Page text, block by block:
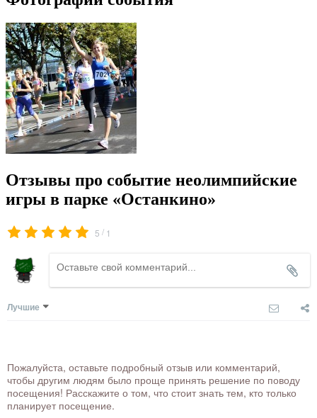
Отзывы про событие неолимпийские
игры в парке «Останкино»
5 / 1
Лучшие
Пожалуйста, оставьте подробный отзыв или комментарий,
чтобы другим людям было проще принять решение по поводу
посещения! Расскажите о том, что стоит знать тем, кто только
планирует посещение.